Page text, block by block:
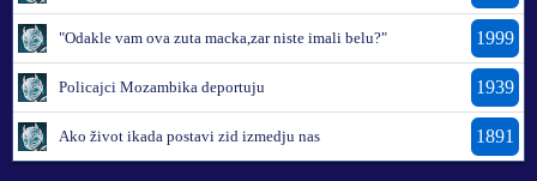
"Odakle vam ova zuta macka,zar niste imali belu?" 1999
Policajci Mozambika deportuju 1939
Ako život ikada postavi zid izmedju nas 1891